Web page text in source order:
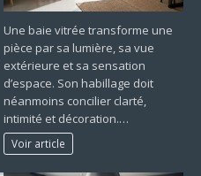
Une baie vitrée transforme une
pièce par sa lumière, sa vue
extérieure et sa sensation
d’espace. Son habillage doit
néanmoins concilier clarté,
intimité et décoration.…
Voir article